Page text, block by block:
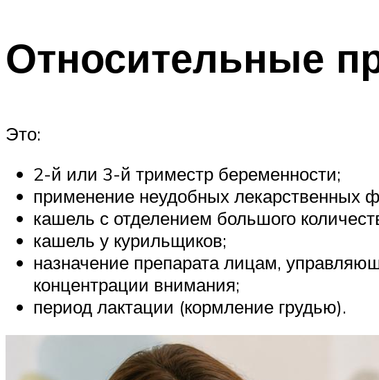
Относительные
Это:
2-й или 3-й триместр беременности;
применение неудобных лекарственных
кашель с отделением большого
кашель у курильщиков;
назначение препарата лицам,
концентрации внимания;
период лактации (кормление грудью).